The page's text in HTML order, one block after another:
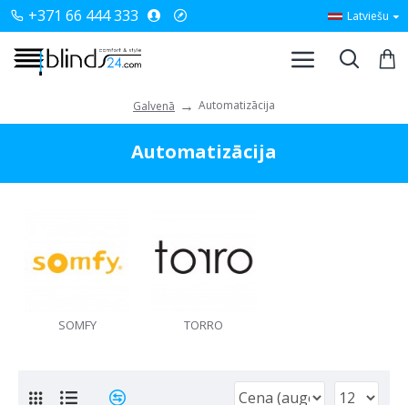
+371 66 444 333 Latviešu
Galvenā Automatizācija
Automatizācija
SOMFY TORRO